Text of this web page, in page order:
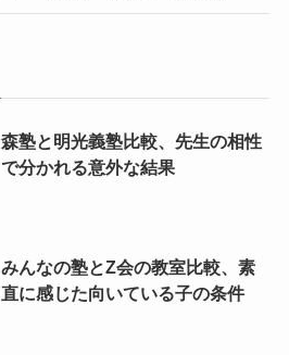
森塾と明光義塾比較、先生の相性
で分かれる意外な結果
みんなの塾とZ会の教室比較、素
直に感じた向いている子の条件